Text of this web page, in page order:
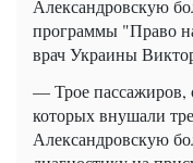
Александровскую
программы "Право
врач Украины
— Трое пассажиров,
которых внушали
Александровскую